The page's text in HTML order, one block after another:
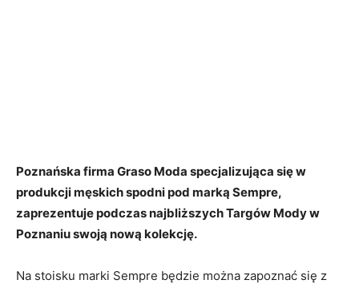
Poznańska firma Graso Moda specjalizująca się w
produkcji męskich spodni pod marką Sempre,
zaprezentuje podczas najbliższych Targów Mody w
Poznaniu swoją nową kolekcję.
Na stoisku marki Sempre będzie można zapoznać się z